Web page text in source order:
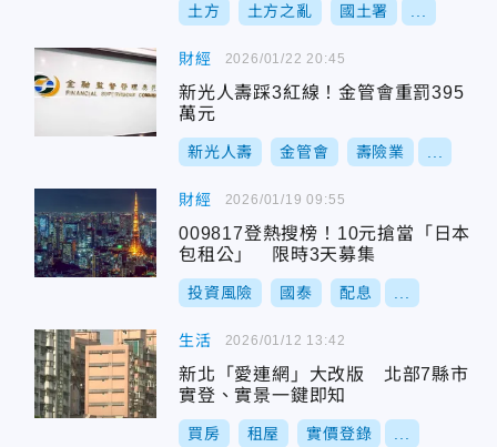
土方 土方之亂 國土署
財經
新光人壽踩3紅線！金管會重罰395
萬元
新光人壽 金管會 壽險業
2026/01/22 20:45
財經
009817登熱搜榜！10元搶當「日本
包租公」 限時3天募集
投資風險 國泰 配息
2026/01/19 09:55
生活
新北「愛連網」大改版 北部7縣市
實登、實景一鍵即知
買房 租屋 實價登錄
2026/01/12 13:42